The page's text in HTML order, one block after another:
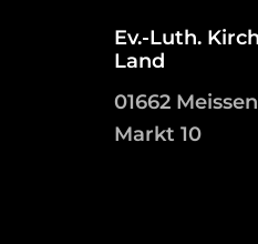
Ev.-Luth.
Land
01662 Meissen
Markt 10